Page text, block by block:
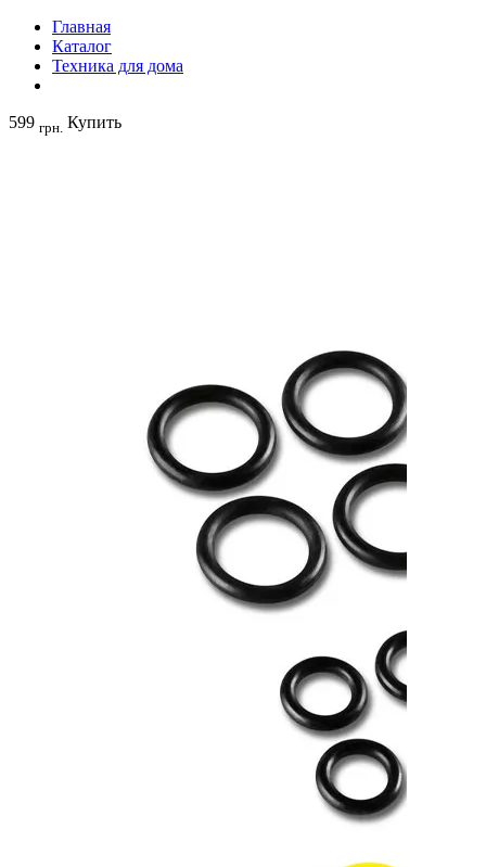
Главная
Каталог
Техника для дома
599 грн. Купить